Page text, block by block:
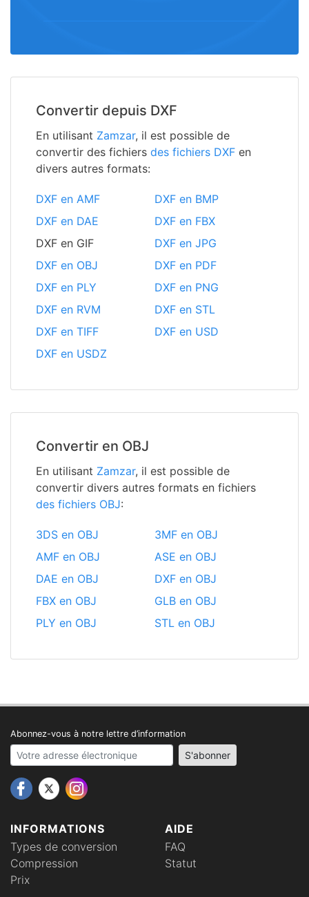
Convertir depuis DXF
En utilisant Zamzar, il est possible de
convertir des fichiers des fichiers DXF en
divers autres formats:
DXF en AMF
DXF en BMP
DXF en DAE
DXF en FBX
DXF en GIF
DXF en JPG
DXF en OBJ
DXF en PDF
DXF en PLY
DXF en PNG
DXF en RVM
DXF en STL
DXF en TIFF
DXF en USD
DXF en USDZ
Convertir en OBJ
En utilisant Zamzar, il est possible de
convertir divers autres formats en fichiers
des fichiers OBJ:
3DS en OBJ
3MF en OBJ
AMF en OBJ
ASE en OBJ
DAE en OBJ
DXF en OBJ
FBX en OBJ
GLB en OBJ
PLY en OBJ
STL en OBJ
INFORMATIONS
Types de conversion
Compression
Prix
AIDE
FAQ
Statut
Abonnez-vous à notre lettre d’information
Your email address S'abonner